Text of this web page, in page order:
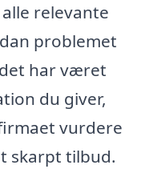
relevante
problemet
har været
du giver,
vurdere
skarpt tilbud.